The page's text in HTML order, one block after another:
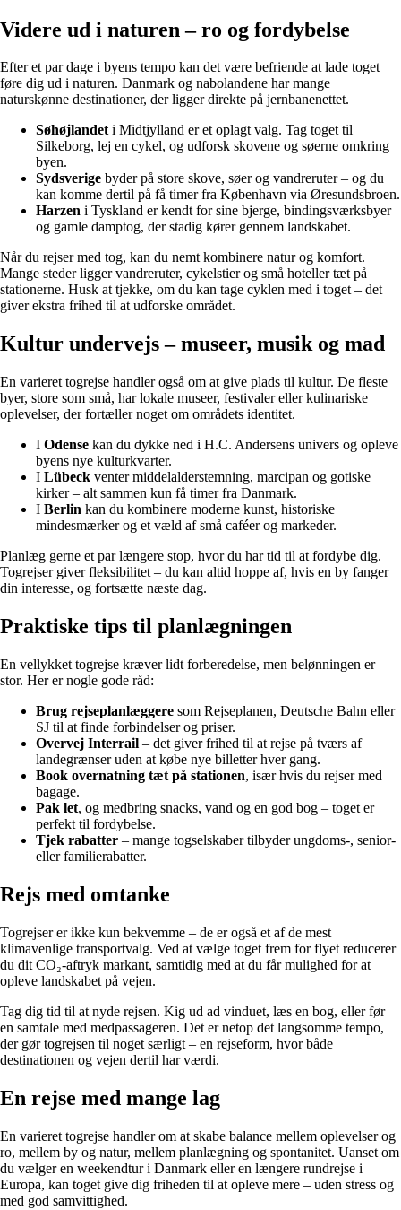
Videre ud i naturen – ro og fordybelse
Efter et par dage i byens tempo kan det være befriende at lade toget
føre dig ud i naturen. Danmark og nabolandene har mange
naturskønne destinationer, der ligger direkte på jernbanenettet.
Søhøjlandeti Midtjylland er et oplagt valg. Tag toget til
Silkeborg, lej en cykel, og udforsk skovene og søerne omkring
byen.
Sydsverige byder på store skove, søer og vandreruter – og du
kan komme dertil på få timer fra København via Øresundsbroen.
Harzen i Tyskland er kendt for sine bjerge, bindingsværksbyer
og gamle damptog, der stadig kører gennem landskabet.
Når du rejser med tog, kan du nemt kombinere natur og komfort.
Mange steder ligger vandreruter, cykelstier og små hoteller tæt på
stationerne. Husk at tjekke, om du kan tage cyklen med i toget – det
giver ekstra frihed til at udforske området.
Kultur undervejs – museer, musik og mad
En varieret togrejse handler også om at give plads til kultur. De fleste
byer, store som små, har lokale museer, festivaler eller kulinariske
oplevelser, der fortæller noget om områdets identitet.
I Odense kan du dykke ned i H.C. Andersens univers og opleve
byens nye kulturkvarter.
I Lübeck venter middelalderstemning, marcipan og gotiske
kirker – alt sammen kun få timer fra Danmark.
I Berlin kan du kombinere moderne kunst, historiske
mindesmærker og et væld af små caféer og markeder.
Planlæg gerne et par længere stop, hvor du har tid til at fordybe dig.
Togrejser giver fleksibilitet – du kan altid hoppe af, hvis en by fanger
din interesse, og fortsætte næste dag.
Praktiske tips til planlægningen
En vellykket togrejse kræver lidt forberedelse, men belønningen er
stor. Her er nogle gode råd:
Brug rejseplanlæggere som Rejseplanen, Deutsche Bahn eller
SJ til at finde forbindelser og priser.
Overvej Interrail – det giver frihed til at rejse på tværs af
landegrænser uden at købe nye billetter hver gang.
Book overnatning tæt på stationen, især hvis du rejser med
bagage.
Pak let, og medbring snacks, vand og en god bog – toget er
perfekt til fordybelse.
Tjek rabatter – mange togselskaber tilbyder ungdoms-, senior-
eller familierabatter.
Rejs med omtanke
Togrejser er ikke kun bekvemme – de er også et af de mest
klimavenlige transportvalg. Ved at vælge toget frem for flyet reducerer
du dit CO₂-aftryk markant, samtidig med at du får mulighed for at
opleve landskabet på vejen.
Tag dig tid til at nyde rejsen. Kig ud ad vinduet, læs en bog, eller før
en samtale med medpassageren. Det er netop det langsomme tempo,
der gør togrejsen til noget særligt – en rejseform, hvor både
destinationen og vejen dertil har værdi.
En rejse med mange lag
En varieret togrejse handler om at skabe balance mellem oplevelser og
ro, mellem by og natur, mellem planlægning og spontanitet. Uanset om
du vælger en weekendtur i Danmark eller en længere rundrejse i
Europa, kan toget give dig friheden til at opleve mere – uden stress og
med god samvittighed.